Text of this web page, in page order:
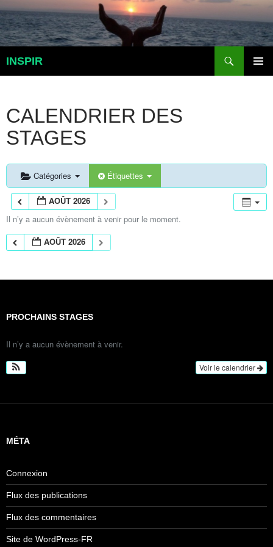
Aller
au
contenu
INSPIR
CALENDRIER DES
STAGES
Catégories Étiquettes
AOÛT 2026
Il n’y a aucun évènement à venir pour le moment.
AOÛT 2026
PROCHAINS STAGES
Il n’y a aucun évènement à venir.
Voir le calendrier
MÉTA
Connexion
Flux des publications
Flux des commentaires
Site de WordPress-FR